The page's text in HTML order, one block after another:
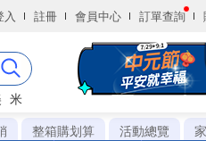
入 註冊 會員中心 訂單查詢
米
整箱購划算 活動總覽